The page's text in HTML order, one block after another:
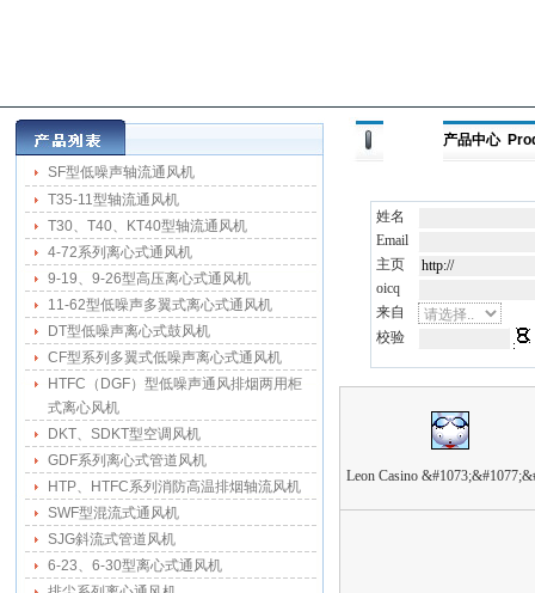
SF型低噪声轴流通风机
T35-11型轴流通风机
T30、T40、KT40型轴流通风机
4-72系列离心式通风机
9-19、9-26型高压离心式通风机
11-62型低噪声多翼式离心式通风机
DT型低噪声离心式鼓风机
CF型系列多翼式低噪声离心式通风机
HTFC（DGF）型低噪声通风排烟两用柜
式离心风机
DKT、SDKT型空调风机
GDF系列离心式管道风机
HTP、HTFC系列消防高温排烟轴流风机
SWF型混流式通风机
SJG斜流式管道风机
6-23、6-30型离心式通风机
产品中心
姓名
Email
主页
oicq
来自
校验
Leon Casino